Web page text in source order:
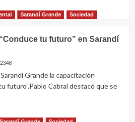
Sarandí Grande Sociedad
tu futuro” en Sarandí
2348
Grande la capacitación
futuro”.Pablo Cabral destacó que se